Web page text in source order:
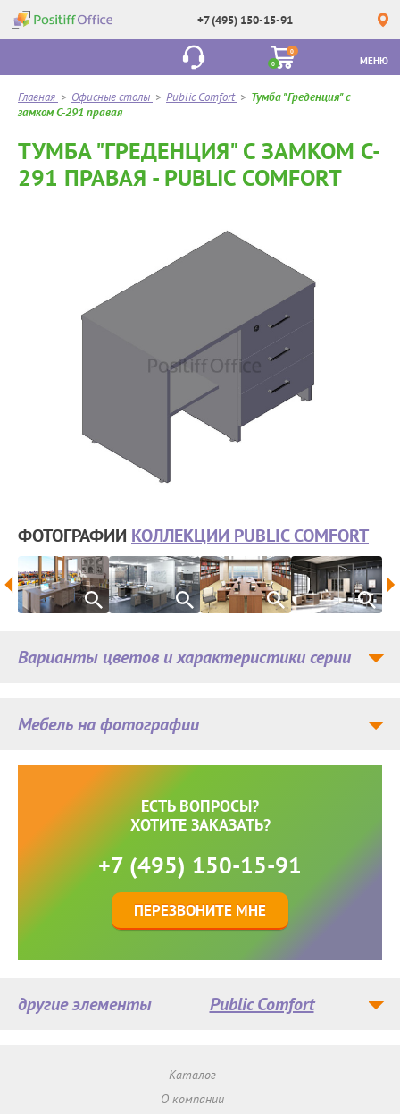
+7 (495) 150-15-91
0
0
МЕНЮ
Главная > Офисные столы > Public Comfort > Тумба "Греденция" с
замком C-291 правая
ТУМБА "ГРЕДЕНЦИЯ" С ЗАМКОМ C-
291 ПРАВАЯ - PUBLIC COMFORT
ФОТОГРАФИИ КОЛЛЕКЦИИ PUBLIC COMFORT
Мебель на фотографии
Варианты цветов и характеристики серии
ЕСТЬ ВОПРОСЫ?
ХОТИТЕ ЗАКАЗАТЬ?
+7 (495) 150-15-91
ПЕРЕЗВОНИТЕ МНЕ
другие элементы Public Comfort
Каталог
О компании